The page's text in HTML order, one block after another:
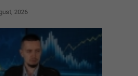
2026